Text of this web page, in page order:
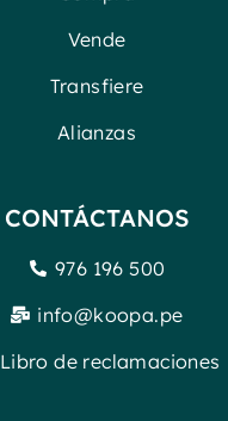
Vende
Transfiere
Alianzas
CONTÁCTANOS
976 196 500
info@koopa.pe
Libro de reclamaciones